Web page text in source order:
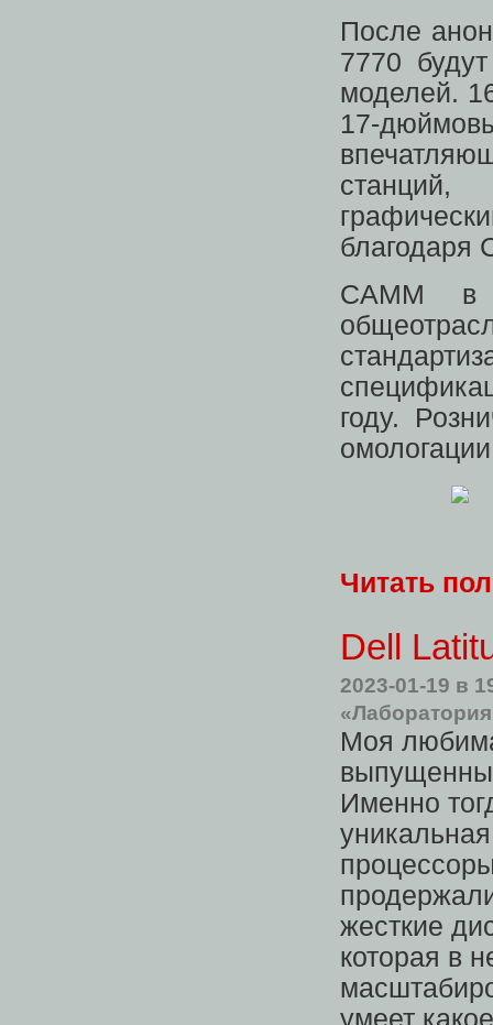
После
7770
моделей.
17-
благодаря
CAMM в
году.
Читать
Dell
2023-01-19 в
Моя
Именно
жесткие
которая в